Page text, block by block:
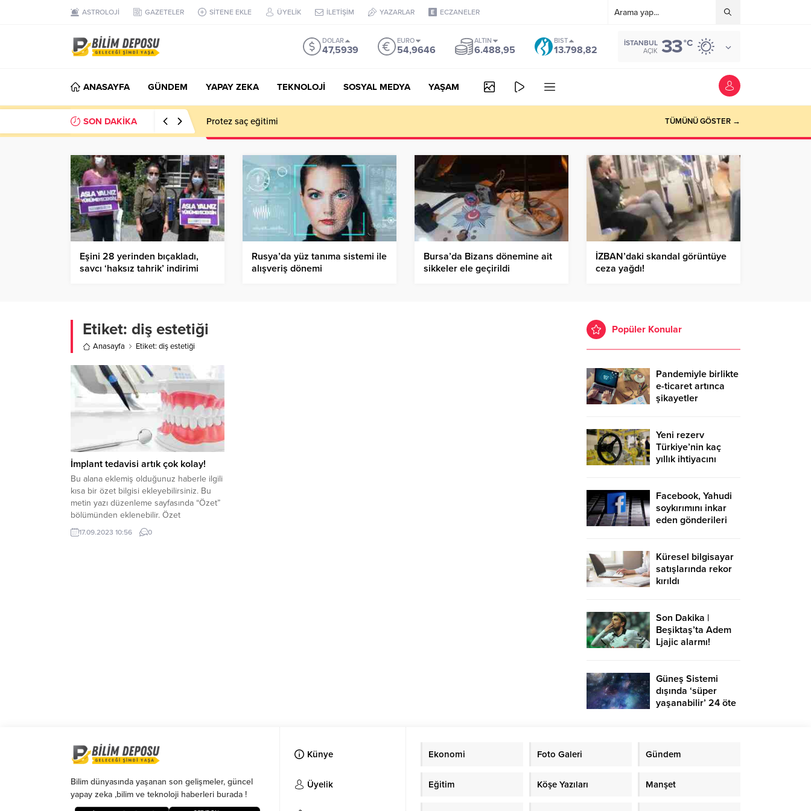
ASTROLOJİ GAZETELER SİTENE EKLE ÜYELİK İLETİŞİM YAZARLAR ECZANELER
DOLAR
47,5939
EURO
54,9646
ALTIN
6.488,95
BIST
13.798,82
İSTANBUL
AÇIK 33°C
ANASAYFA GÜNDEM YAPAY ZEKA TEKNOLOJİ SOSYAL MEDYA YAŞAM
SON DAKİKA Protez saç eğitimi TÜMÜNÜ GÖSTER →
Eşini 28 yerinden bıçakladı,
savcı ‘haksız tahrik’ indirimi
Rusya’da yüz tanıma sistemi ile
alışveriş dönemi
Bursa’da Bizans dönemine ait
sikkeler ele geçirildi
İZBAN’daki skandal görüntüye
ceza yağdı!
Etiket: diş estetiği
Anasayfa Etiket: diş estetiği
İmplant tedavisi artık çok kolay!
Bu alana eklemiş olduğunuz haberle ilgili
kısa bir özet bilgisi ekleyebilirsiniz. Bu
metin yazı düzenleme sayfasında “Özet”
bölümünden eklenebilir. Özet
eklenmişse başlık altında kalın olarak bu
şekilde gösterilir, eklenmemişse bu alan
17.09.2023 10:56 0
Popüler Konular
Pandemiyle birlikte
e-ticaret artınca
şikayetler
Yeni rezerv
Türkiye’nin kaç
yıllık ihtiyacını
Facebook, Yahudi
soykırımını inkar
eden gönderileri
Küresel bilgisayar
satışlarında rekor
kırıldı
Son Dakika |
Beşiktaş’ta Adem
Ljajic alarmı!
Güneş Sistemi
dışında ‘süper
yaşanabilir’ 24 öte
Bilim dünyasında yaşanan son gelişmeler, güncel
yapay zeka ,bilim ve teknoloji haberleri burada !
Künye
Üyelik
Ekonomi Foto Galeri Gündem
Eğitim Köşe Yazıları Manşet